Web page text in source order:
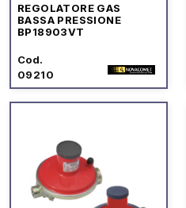
REGOLATORE GAS
BASSA PRESSIONE
BP18903VT
Cod.
09210